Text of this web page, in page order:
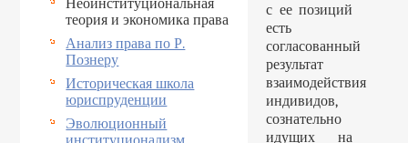
теория и экономика права
Анализ права по Р.
Познеру
Историческая школа
юриспруденции
Эволюционный
с ее позиций
есть
согласованный
результат
взаимодействия
индивидов,
сознательно
идущих на